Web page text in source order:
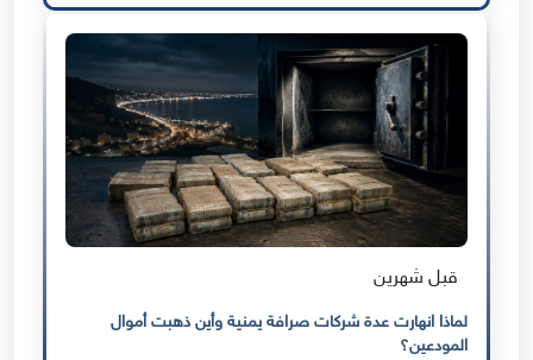
قبل شهرين
لماذا انهارت عدة شركات صرافة يمنية وأين ذهبت أموال
المودعين؟